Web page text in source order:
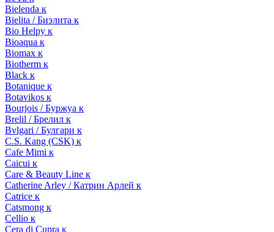
Bielenda к
Bielita / Биэлита к
Bio Helpy к
Bioaqua к
Biomax к
Biotherm к
Black к
Botanique к
Botavikos к
Bourjois / Буржуа к
Brelil / Брелил к
Bvlgari / Булгари к
C.S. Kang (CSK) к
Cafe Mimi к
Caicui к
Care & Beauty Line к
Catherine Arley / Катрин Арлей к
Catrice к
Catsmong к
Cellio к
Cera di Cupra к